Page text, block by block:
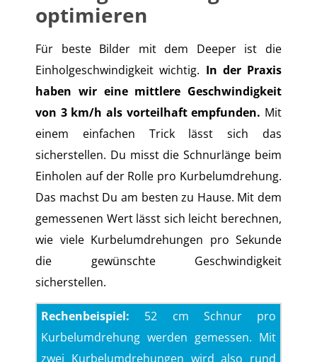
optimieren
Für beste Bilder mit dem Deeper ist die
Einholgeschwindigkeit wichtig. In der Praxis
haben wir eine mittlere Geschwindigkeit
von 3 km/h als vorteilhaft empfunden. Mit
einem einfachen Trick lässt sich das
sicherstellen. Du misst die Schnurlänge beim
Einholen auf der Rolle pro Kurbelumdrehung.
Das machst Du am besten zu Hause. Mit dem
gemessenen Wert lässt sich leicht berechnen,
wie viele Kurbelumdrehungen pro Sekunde
die gewünschte Geschwindigkeit
sicherstellen.
Rechenbeispiel: 52 cm Schnur pro
Kurbelumdrehung werden gemessen. Mit
zwei Kurbelumdrehungen wird also rund